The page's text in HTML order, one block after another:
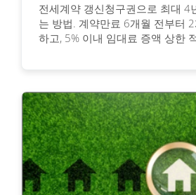
전세계약 갱신청구권으로 최대 4
는 방법. 계약만료 6개월 전부터
하고, 5% 이내 임대료 증액 상한